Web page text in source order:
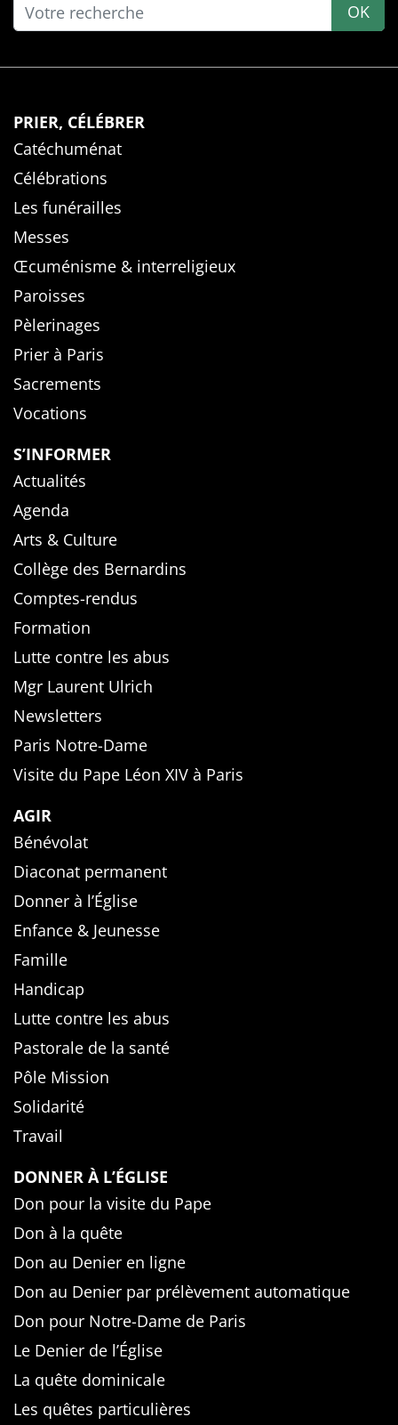
OK
PRIER, CÉLÉBRER
Catéchuménat
Célébrations
Les funérailles
Messes
Œcuménisme & interreligieux
Paroisses
Pèlerinages
Prier à Paris
Sacrements
Vocations
S’INFORMER
Actualités
Agenda
Arts & Culture
Collège des Bernardins
Comptes-rendus
Formation
Lutte contre les abus
Mgr Laurent Ulrich
Newsletters
Paris Notre-Dame
Visite du Pape Léon XIV à Paris
AGIR
Bénévolat
Diaconat permanent
Donner à l’Église
Enfance & Jeunesse
Famille
Handicap
Lutte contre les abus
Pastorale de la santé
Pôle Mission
Solidarité
Travail
DONNER À L’ÉGLISE
Don pour la visite du Pape
Don à la quête
Don au Denier en ligne
Don au Denier par prélèvement automatique
Don pour Notre-Dame de Paris
Le Denier de l’Église
La quête dominicale
Les quêtes particulières